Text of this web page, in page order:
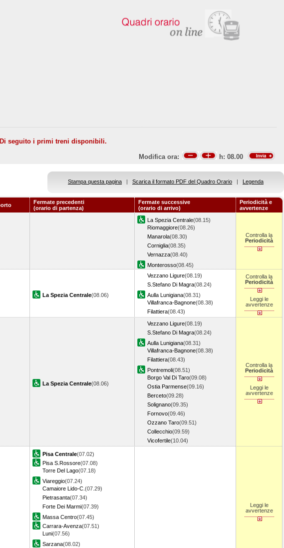
seguito i primi treni disponibili.
Modifica ora: h: 08.00
Stampa questa pagina | Scarica il formato PDF del Quadro Orario | Legenda
Fermate precedenti
(orario di partenza)
Fermate successive
(orario di arrivo)
Periodicità e
avvertenze
La Spezia Centrale(08.15)
Riomaggiore(08.26)
Manarola(08.30)
Corniglia(08.35)
Vernazza(08.40)
Monterosso(08.45)
Controlla la
Periodicità
La Spezia Centrale(08.06)
Vezzano Ligure(08.19)
S.Stefano Di Magra(08.24)
Aulla Lunigiana(08.31)
Villafranca-Bagnone(08.38)
Filattiera(08.43)
Controlla la
Periodicità
Leggi le
avvertenze
La Spezia Centrale(08.06)
Vezzano Ligure(08.19)
S.Stefano Di Magra(08.24)
Aulla Lunigiana(08.31)
Villafranca-Bagnone(08.38)
Filattiera(08.43)
Pontremoli(08.51)
Borgo Val Di Taro(09.08)
Ostia Parmense(09.16)
Berceto(09.28)
Solignano(09.35)
Fornovo(09.46)
Ozzano Taro(09.51)
Collecchio(09.59)
Vicofertile(10.04)
Controlla la
Periodicità
Leggi le
avvertenze
Pisa Centrale(07.02)
Pisa S.Rossore(07.08)
Torre Del Lago(07.18)
Viareggio(07.24)
Camaiore Lido-C. (07.29)
Pietrasanta(07.34)
Forte Dei Marmi(07.39)
Massa Centro(07.45)
Carrara-Avenza(07.51)
Luni(07.56)
Sarzana(08.02)
Leggi le
avvertenze